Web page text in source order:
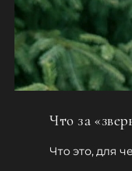
Что за
Что это, для